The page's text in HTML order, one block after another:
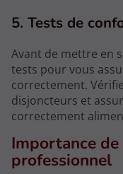
5. Tests de
Avant de mettre en
tests pour vous
correctement.
disjoncteurs et
correctement
Importance
professionnel